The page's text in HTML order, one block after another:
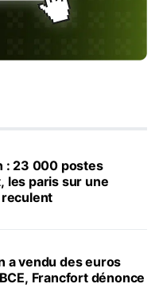
: 23 000 postes
les paris sur une
reculent
a vendu des euros
Francfort dénonce